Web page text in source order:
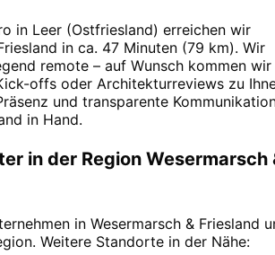
in Leer (Ostfriesland) erreichen wir
in ca. 47 Minuten (79 km). Wir
remote – auf Wunsch kommen wir
offs oder Architekturreviews zu
und transparente
in Hand.
in der Region Wesermarsch
in Wesermarsch & Friesland
Weitere Standorte in der Nähe: